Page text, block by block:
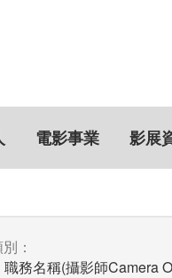
電影事業 影展
：
務名稱(攝影師Camera